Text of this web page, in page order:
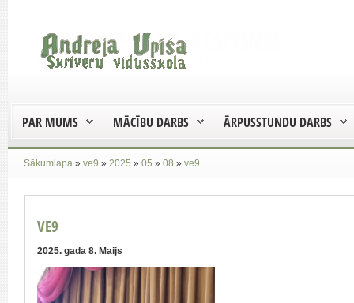
PAR MUMS MĀCĪBU DARBS ĀRPUSSTUNDU DARBS
Sākumlapa » ve9 » 2025 » 05 » 08 » ve9
VE9
2025. gada 8. Maijs